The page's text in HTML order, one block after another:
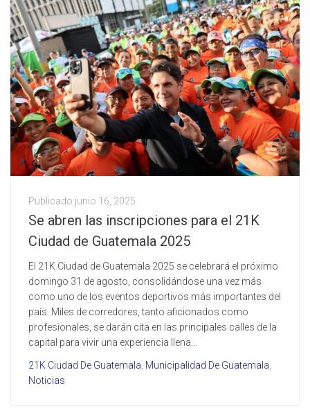
Publicado junio 16, 2025
Se abren las inscripciones para el 21K
Ciudad de Guatemala 2025
El 21K Ciudad de Guatemala 2025 se celebrará el próximo
domingo 31 de agosto, consolidándose una vez más
como uno de los eventos deportivos más importantes del
país. Miles de corredores, tanto aficionados como
profesionales, se darán cita en las principales calles de la
capital para vivir una experiencia llena...
21K Ciudad De Guatemala, Municipalidad De Guatemala,
Noticias